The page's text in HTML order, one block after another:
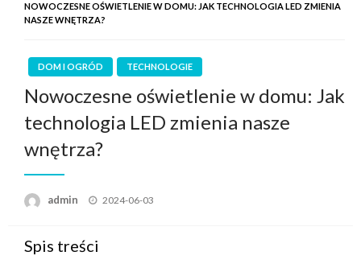
NOWOCZESNE OŚWIETLENIE W DOMU: JAK TECHNOLOGIA LED ZMIENIA
NASZE WNĘTRZA?
DOM I OGRÓD TECHNOLOGIE
Nowoczesne oświetlenie w domu: Jak
technologia LED zmienia nasze
wnętrza?
admin
Posted
2024-06-03
Spis treści